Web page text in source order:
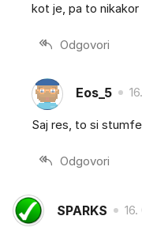
kot je, pa to nikakor
Odgovori
Eos_5
Saj res, to si
Odgovori
SPARKS